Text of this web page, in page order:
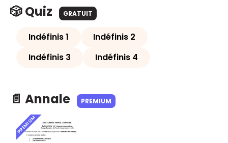
🎲 Quiz GRATUIT
Indéfinis 1
Indéfinis 2
Indéfinis 3
Indéfinis 4
📄 Annale PREMIUM
PREMIUM